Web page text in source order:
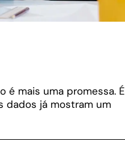
é mais uma promessa. É
dados já mostram um